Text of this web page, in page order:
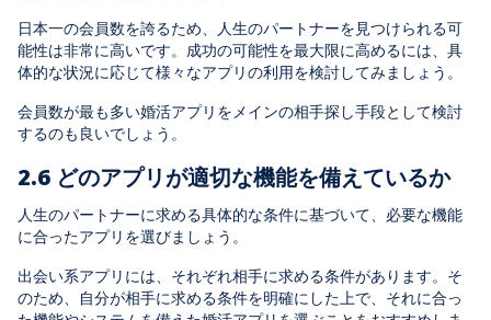
日本一の会員数を誇るため、人生のパートナーを見つけられる可
能性は非常に高いです。成功の可能性を最大限に高めるには、具
体的な状況に応じて様々なアプリの利用を検討してみましょう。
会員数が最も多い婚活アプリをメインの相手探し手段として検討
するのも良いでしょう。
2.6 どのアプリが適切な機能を備えているか
人生のパートナーに求める具体的な条件に基づいて、必要な機能
に合ったアプリを選びましょう。
出会い系アプリには、それぞれ相手に求める条件があります。そ
のため、自分が相手に求める条件を明確にした上で、それに合っ